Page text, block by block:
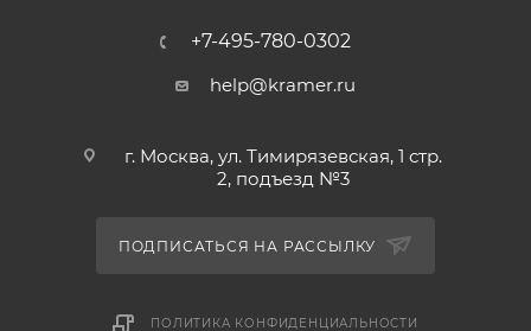
+7-495-780-0302
help@kramer.ru
г. Москва, ул. Тимирязевская, 1 стр.
2, подъезд №3
ПОДПИСАТЬСЯ НА РАССЫЛКУ
ПОЛИТИКА КОНФИДЕНЦИАЛЬНОСТИ